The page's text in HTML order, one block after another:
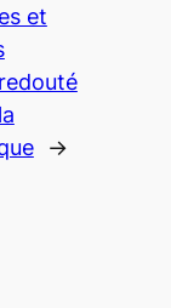
et
→